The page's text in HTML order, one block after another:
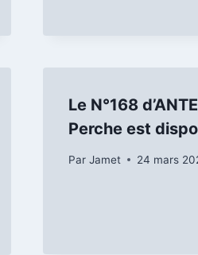
Le N°168
Perche est
Par Jamet 24 mars